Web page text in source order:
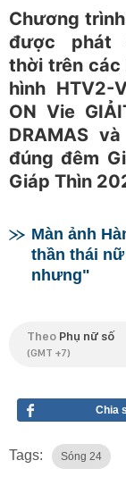
Chương trình
được phát
thời trên các
hình HTV2-
ON Vie
DRAMAS
đúng đêm
Giáp Thìn
Màn ảnh
thần thái
nhưng"
Theo Phụ nữ số
(GMT +7)
Chia
Tags: Sóng 24